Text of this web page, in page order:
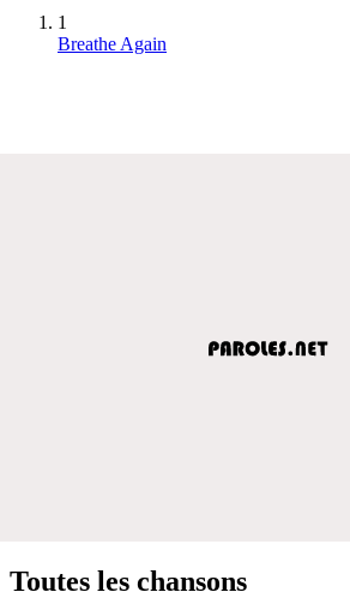
1
Breathe Again
Toutes les chansons